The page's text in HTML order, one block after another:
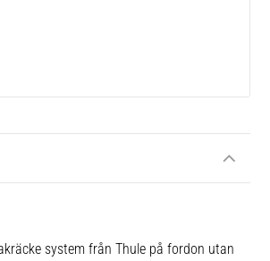
system från Thule på fordon utan